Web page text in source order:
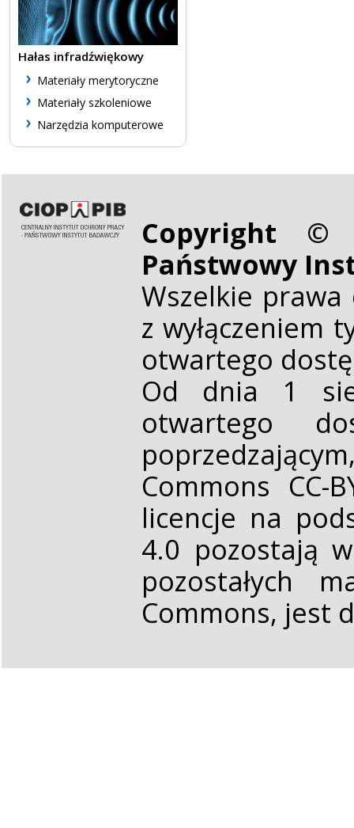
Hałas infradźwiękowy
Materiały merytoryczne
Materiały szkoleniowe
Narzędzia komputerowe
Copyright ©
Państwowy
Wszelkie
z wyłączeniem
otwartego
Od dnia 1
otwartego
Commons CC-
licencje na
4.0 pozostają
pozostałych
Commons, jest